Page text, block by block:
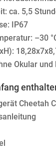
ca. 5,5
IP67
–30
Okular und
Cheetah